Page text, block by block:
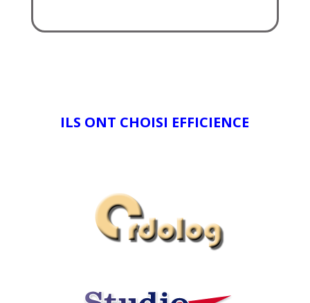
ILS ONT CHOISI EFFICIENCE